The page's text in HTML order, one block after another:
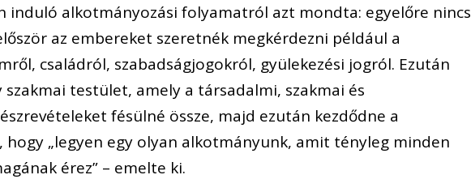
induló alkotmányozási folyamatról azt mondta: egyelőre nincs
az embereket szeretnék megkérdezni például a
családról, szabadságjogokról, gyülekezési jogról. Ezután
testület, amely a társadalmi, szakmai és
fésülné össze, majd ezután kezdődne a
hogy „legyen egy olyan alkotmányunk, amit tényleg minden
érez” – emelte ki.